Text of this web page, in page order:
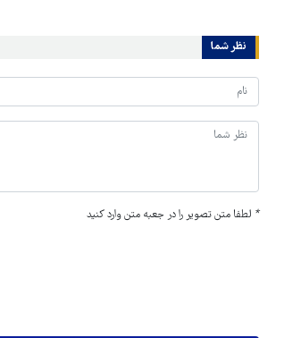
نظر شما
* لطفا متن تصویر را در جعبه متن وارد کنید